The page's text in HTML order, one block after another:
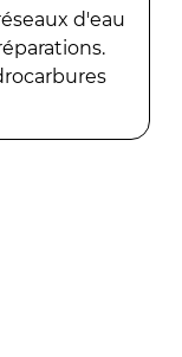
d'eau